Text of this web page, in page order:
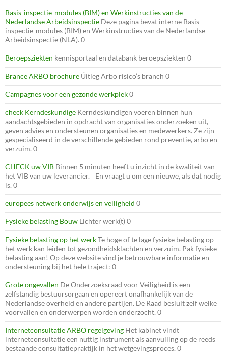
Basis-inspectie-modules (BIM) en Werkinstructies van de
Nederlandse Arbeidsinspectie Deze pagina bevat interne Basis-
inspectie-modules (BIM) en Werkinstructies van de Nederlandse
Arbeidsinspectie (NLA). 0
Beroepsziekten kennisportaal en databank beroepsziekten 0
Brance ARBO brochure Úitleg Arbo risico’s branch 0
Campagnes voor een gezonde werkplek0
check Kerndeskundige Kerndeskundigen voeren binnen hun
aandachtsgebieden in opdracht van organisaties onderzoeken uit,
geven advies en ondersteunen organisaties en medewerkers. Ze zijn
gespecialiseerd in de verschillende gebieden rond preventie, arbo en
verzuim. 0
CHECK uw VIB Binnen 5 minuten heeft u inzicht in de kwaliteit van
het VIB van uw leverancier. En vraagt u om een nieuwe, als dat nodig
is. 0
europees netwerk onderwijs en veiligheid 0
Fysieke belasting Bouw Lichter werk(t) 0
Fysieke belasting op het werkTe hoge of te lage fysieke belasting op
het werk kan leiden tot gezondheidsklachten en verzuim. Pak fysieke
belasting aan! Op deze website vind je betrouwbare informatie en
ondersteuning bij het hele traject: 0
Grote ongevallen De Onderzoeksraad voor Veiligheid is een
zelfstandig bestuursorgaan en opereert onafhankelijk van de
Nederlandse overheid en andere partijen. De Raad besluit zelf welke
voorvallen en onderwerpen worden onderzocht. 0
Internetconsultatie ARBO regelgeving Het kabinet vindt
internetconsultatie een nuttig instrument als aanvulling op de reeds
bestaande consultatiepraktijk in het wetgevingsproces. 0